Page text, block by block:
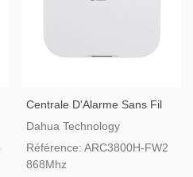
Centrale D'Alarme Sans Fil
Dahua AirShield Hub 2
Dahua Technology
Référence: ARC3800H-FW2
868Mhz